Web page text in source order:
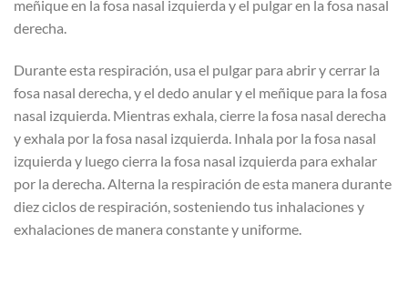
meñique en la fosa nasal izquierda y el pulgar en la fosa nasal
derecha.
Durante esta respiración, usa el pulgar para abrir y cerrar la
fosa nasal derecha, y el dedo anular y el meñique para la fosa
nasal izquierda. Mientras exhala, cierre la fosa nasal derecha
y exhala por la fosa nasal izquierda. Inhala por la fosa nasal
izquierda y luego cierra la fosa nasal izquierda para exhalar
por la derecha. Alterna la respiración de esta manera durante
diez ciclos de respiración, sosteniendo tus inhalaciones y
exhalaciones de manera constante y uniforme.